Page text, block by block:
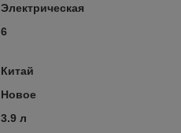
Электрическая
6
Китай
Новое
3.9 л